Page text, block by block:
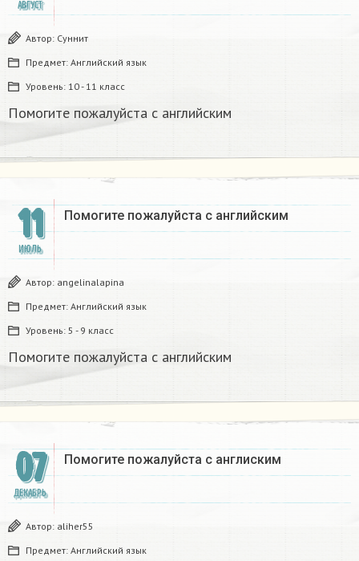
АВГУСТ
Автор: Суннит
Предмет: Английский язык
Уровень: 10 - 11 класс
Помогите пожалуйста с английским
11
ИЮЛЬ
Помогите пожалуйста с английским
Автор: angelinalapina
Предмет: Английский язык
Уровень: 5 - 9 класс
Помогите пожалуйста с английским
07
ДЕКАБРЬ
Помогите пожалуйста с англиским
Автор: aliher55
Предмет: Английский язык